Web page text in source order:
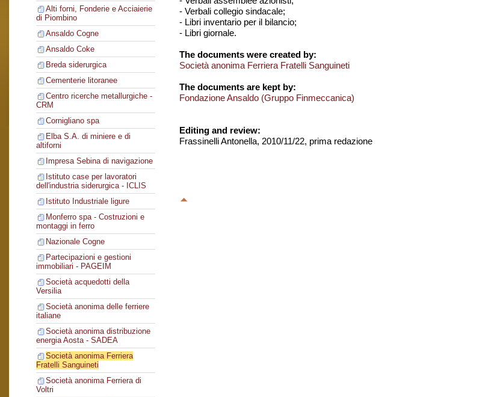
Alti forni, Fonderie e Acciaierie
di Piombino
Ansaldo Cogne
Ansaldo Coke
Breda siderurgica
Cementerie litoranee
Centro ricerche metallurgiche -
CRM
Cornigliano spa
Elba S.A. di miniere e di
altiforni
Impresa Sebina di navigazione
Istituto case per lavoratori
dell'industria siderurgica - ICLIS
Istituto Industriale ligure
Monferro spa - Costruzioni e
montaggi in ferro
Nazionale Cogne
Partecipazioni e gestioni
immobiliari - PAGEIM
Società acquedotti della
Versilia
Società anonima delle ferriere
italiane
Società anonima distribuzione
energia Aosta - SADEA
Società anonima Ferriera
Fratelli Sanguineti
Società anonima Ferriera di
Voltri
- Verbali collegio sindacale;
- Libri inventario per il bilancio;
- Libri giornale.
The documents were created by:
Società anonima Ferriera Fratelli Sanguineti
The documents are kept by:
Fondazione Ansaldo (Gruppo Finmeccanica)
Editing and review:
Frassinelli Antonella, 2010/11/22, prima redazione